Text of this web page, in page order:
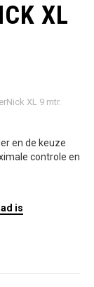
XL
XL 9 mtr.
en de keuze
controle en
is